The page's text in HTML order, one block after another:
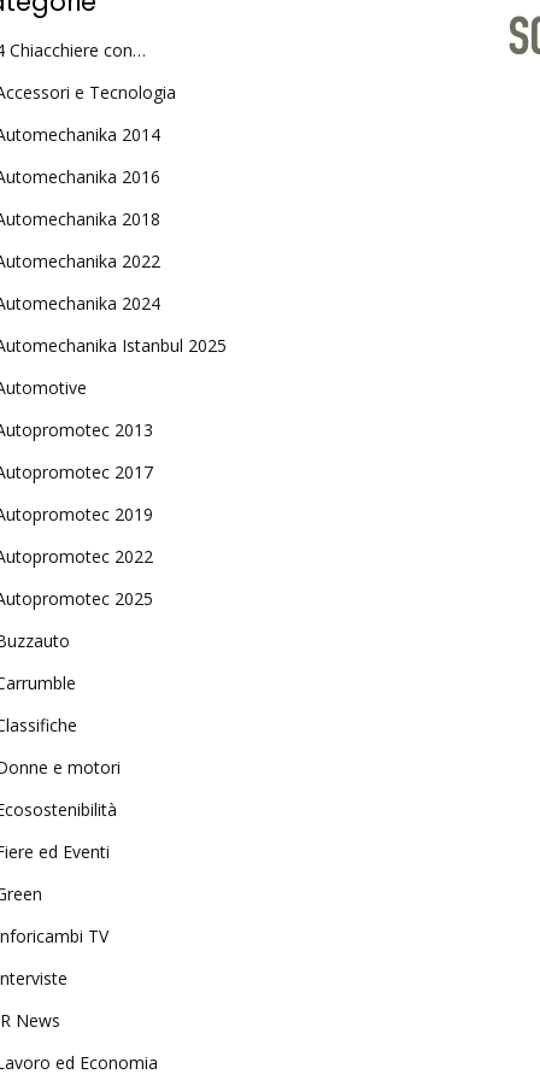
Chiacchiere con…
e Tecnologia
2014
2016
2018
2022
2024
Istanbul 2025
2013
2017
2019
2022
2025
e motori
ed Eventi
TV
News
ed Economia